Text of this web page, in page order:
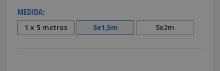
MEDIDA:
1 x 5 metros 5x1,5m 5x2m